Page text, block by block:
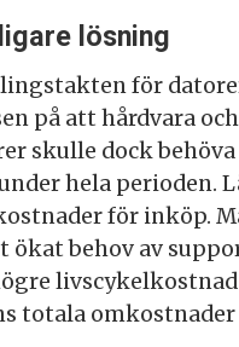
lösning
för
på att hårdvara
skulle dock
hela perioden.
för inköp.
ökat behov av
totala